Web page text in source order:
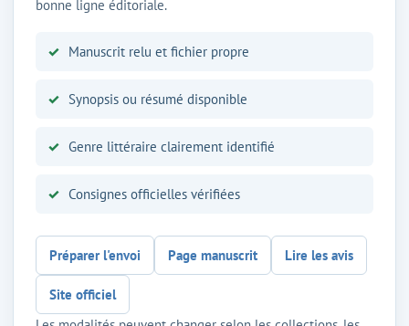
bonne ligne éditoriale.
Manuscrit relu et fichier propre
Synopsis ou résumé disponible
Genre littéraire clairement identifié
Consignes officielles vérifiées
Préparer l'envoi Page manuscrit Lire les avis
Site officiel